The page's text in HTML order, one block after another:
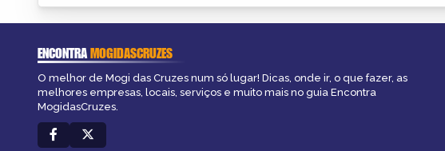
ENCONTRAMOGIDASCRUZES
O melhor de Mogi das Cruzes num só lugar! Dicas, onde ir, o que fazer, as
melhores empresas, locais, serviços e muito mais no guia Encontra
MogidasCruzes.